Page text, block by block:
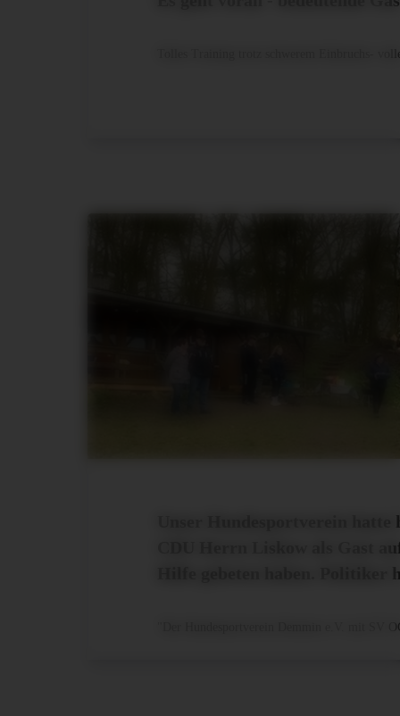
Tolles Training trotz schwerem Einbruchs-
Unser Hundesportverein
CDU Herrn Liskow als Gast
Hilfe gebeten haben.
"Der Hundesportverein Demmin e.V. mit SV